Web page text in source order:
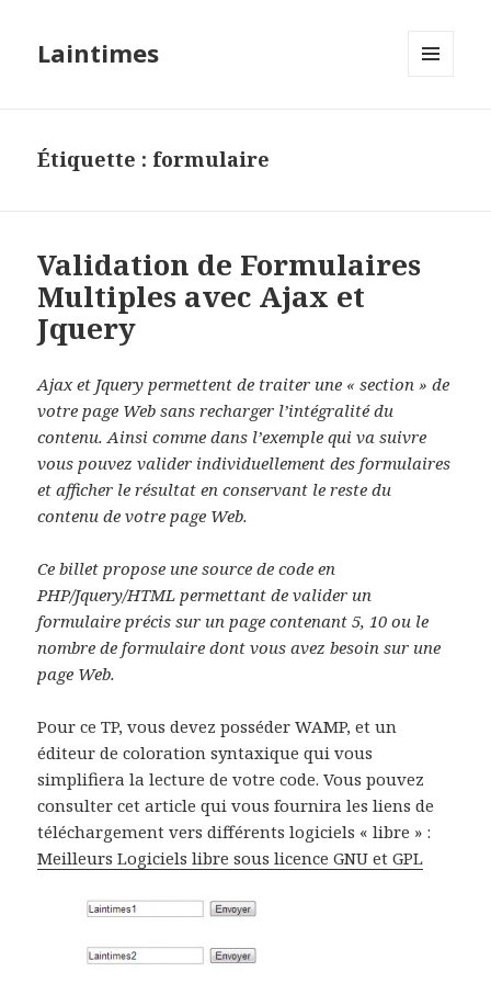
Laintimes
Étiquette : formulaire
Validation de Formulaires
Multiples avec Ajax et
Jquery
Ajax et Jquery permettent de traiter une « section » de
votre page Web sans recharger l’intégralité du
contenu. Ainsi comme dans l’exemple qui va suivre
vous pouvez valider individuellement des formulaires
et afficher le résultat en conservant le reste du
contenu de votre page Web.
Ce billet propose une source de code en
PHP/Jquery/HTML permettant de valider un
formulaire précis sur un page contenant 5, 10 ou le
nombre de formulaire dont vous avez besoin sur une
page Web.
Pour ce TP, vous devez posséder WAMP, et un
éditeur de coloration syntaxique qui vous
simplifiera la lecture de votre code. Vous pouvez
consulter cet article qui vous fournira les liens de
téléchargement vers différents logiciels « libre » :
Meilleurs Logiciels libre sous licence GNU et GPL